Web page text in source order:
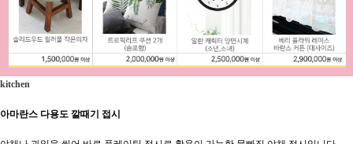
kitchen
아마란스 다용도 깔때기 접시